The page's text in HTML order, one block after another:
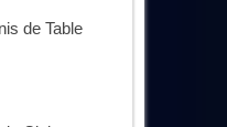
de Table